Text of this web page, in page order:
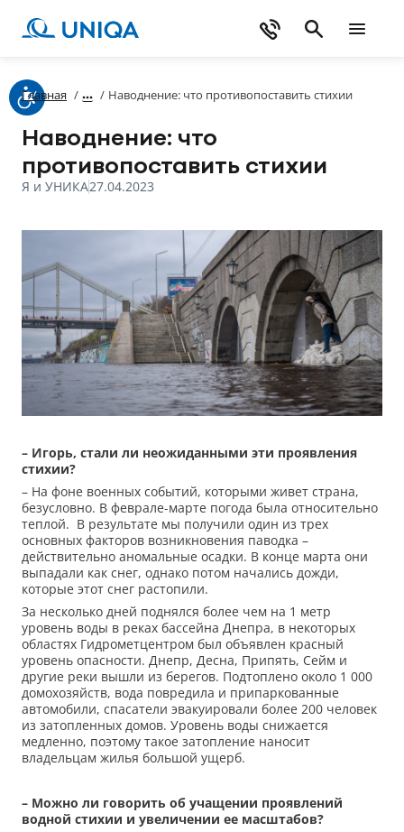
Главная / / Наводнение: что противопоставить стихии
Наводнение: что
противопоставить стихии
Я и УНИКА27.04.2023
– Игорь, стали ли неожиданными эти проявления
стихии?
– На фоне военных событий, которыми живет страна,
безусловно. В феврале-марте погода была относительно
теплой. В результате мы получили один из трех
основных факторов возникновения паводка –
действительно аномальные осадки. В конце марта они
выпадали как снег, однако потом начались дожди,
которые этот снег растопили.
За несколько дней поднялся более чем на 1 метр
уровень воды в реках бассейна Днепра, в некоторых
областях Гидрометцентром был объявлен красный
уровень опасности. Днепр, Десна, Припять, Сейм и
другие реки вышли из берегов. Подтоплено около 1 000
домохозяйств, вода повредила и припаркованные
автомобили, спасатели эвакуировали более 200 человек
из затопленных домов. Уровень воды снижается
медленно, поэтому такое затопление наносит
владельцам жилья большой ущерб.
– Можно ли говорить об учащении проявлений
водной стихии и увеличении ее масштабов?